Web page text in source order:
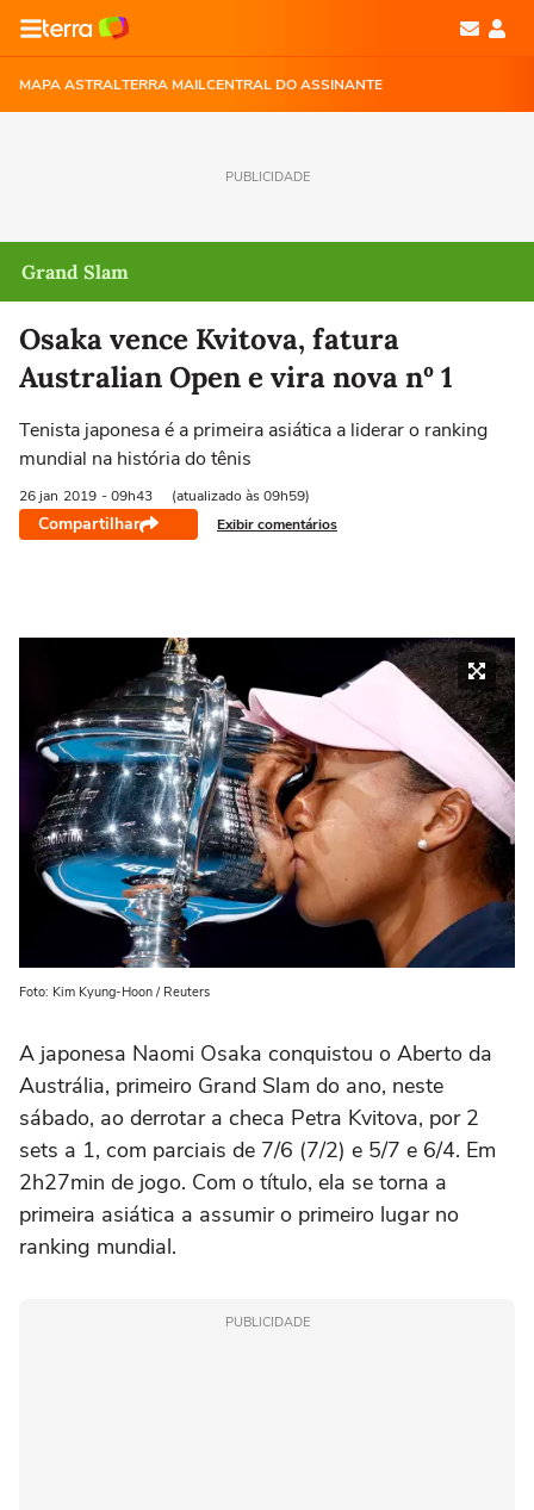
MAPA ASTRALTERRA MAILCENTRAL DO ASSINANTE
PUBLICIDADE
Grand Slam
Osaka vence Kvitova, fatura
Australian Open e vira nova nº 1
Tenista japonesa é a primeira asiática a liderar o ranking
mundial na história do tênis
26 jan 2019 - 09h43 (atualizado às 09h59)
Compartilhar Exibir comentários
Foto: Kim Kyung-Hoon / Reuters
A japonesa Naomi Osaka conquistou o Aberto da
Austrália, primeiro Grand Slam do ano, neste
sábado, ao derrotar a checa Petra Kvitova, por 2
sets a 1, com parciais de 7/6 (7/2) e 5/7 e 6/4. Em
2h27min de jogo. Com o título, ela se torna a
primeira asiática a assumir o primeiro lugar no
ranking mundial.
PUBLICIDADE